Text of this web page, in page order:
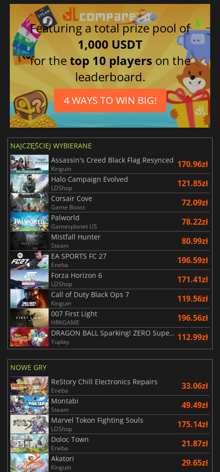
Featuring a total prize pool of
1,000 USDT
for thetop 10 players on the
leaderboard.
4 WAYS TO WIN BIG!
NAJCZĘŚCIEJ WYBIERANE
Assassin's Creed Black Flag Resynced
Kinguin 170.96zł
Halo Campaign Evolved
LDShop 121.85zł
Corsair Cove
Game Boost 72.09zł
Palworld
Gamesplanet US 78.22zł
Mistfall Hunter
Steam 80.99zł
EA SPORTS FC 27
Eneba 196.59zł
Forza Horizon 6
LDShop 171.41zł
Call of Duty Black Ops 7
Kinguin 119.56zł
007 First Light
HRKGAME 196.56zł
DRAGON BALL Sparking! ZERO Super Limit Breaking NEO
Yuplay 112.99zł
NOWE GRY
ReStory Chill Electronics Repairs
Eneba 33.06zł
Montabi
Steam 49.49zł
Marvel Tokon Fighting Souls
LDShop 175.14zł
Doloc Town
Eneba 21.87zł
Akatori
Kinguin 29.65zł